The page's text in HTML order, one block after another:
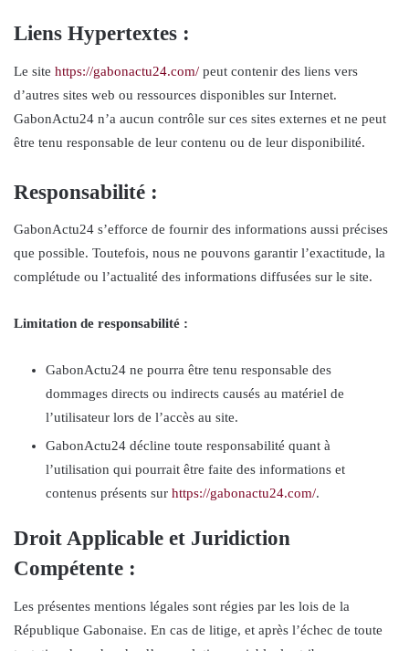
Liens Hypertextes :
Le site https://gabonactu24.com/ peut contenir des liens vers
d’autres sites web ou ressources disponibles sur Internet.
GabonActu24 n’a aucun contrôle sur ces sites externes et ne peut
être tenu responsable de leur contenu ou de leur disponibilité.
Responsabilité :
GabonActu24 s’efforce de fournir des informations aussi précises
que possible. Toutefois, nous ne pouvons garantir l’exactitude, la
complétude ou l’actualité des informations diffusées sur le site.
Limitation de responsabilité :
GabonActu24 ne pourra être tenu responsable des
dommages directs ou indirects causés au matériel de
l’utilisateur lors de l’accès au site.
GabonActu24 décline toute responsabilité quant à
l’utilisation qui pourrait être faite des informations et
contenus présents sur https://gabonactu24.com/.
Droit Applicable et Juridiction
Compétente :
Les présentes mentions légales sont régies par les lois de la
République Gabonaise. En cas de litige, et après l’échec de toute